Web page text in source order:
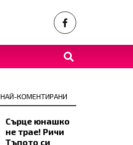
НАЙ-КОМЕНТИРАНИ
Сърце юнашко
не трае! Ричи
Тъпото си